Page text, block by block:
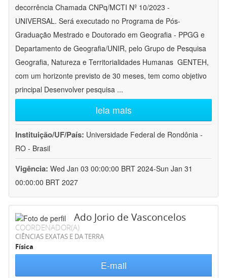
decorrência Chamada CNPq/MCTI Nº 10/2023 -
UNIVERSAL. Será executado no Programa de Pós-
Graduação Mestrado e Doutorado em Geografia - PPGG e
Departamento de Geografia/UNIR, pelo Grupo de Pesquisa
Geografia, Natureza e Territorialidades Humanas  GENTEH,
com um horizonte previsto de 30 meses, tem como objetivo
principal Desenvolver pesquisa ...
leia mais
Instituição/UF/País: Universidade Federal de Rondônia -
RO - Brasil
Vigência: Wed Jan 03 00:00:00 BRT 2024-Sun Jan 31
00:00:00 BRT 2027
Ado Jorio de Vasconcelos
COORDENADOR(A)
CIÊNCIAS EXATAS E DA TERRA
Física
E-mail